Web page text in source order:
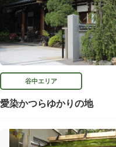
谷中エリア
愛染かつらゆかりの地